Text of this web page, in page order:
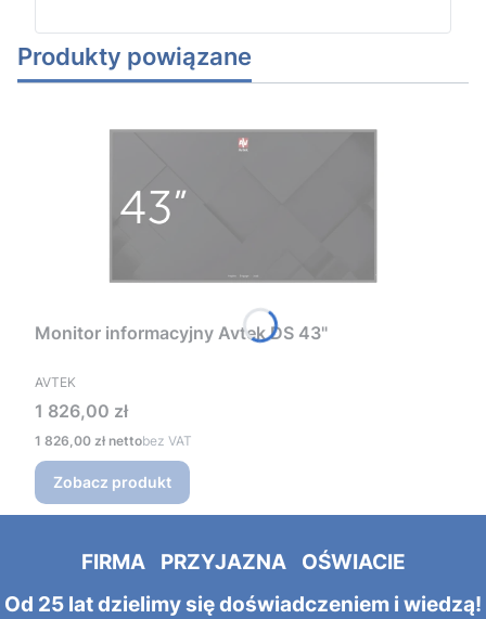
Produkty powiązane
Monitor informacyjny Avtek DS 43"
PRODUCENT
AVTEK
Cena
1 826,00 zł
Cena
1 826,00 zł bez VAT
Zobacz produkt
FIRMA PRZYJAZNA OŚWIACIE
Od 25 lat dzielimy się doświadczeniem i wiedzą!